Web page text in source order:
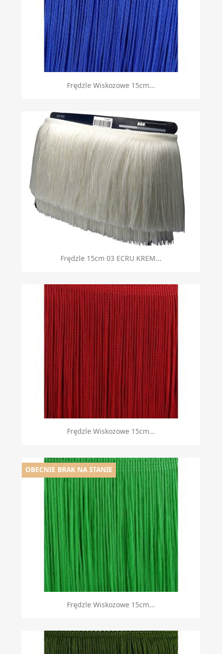
Frędzle Wiskozowe 15cm...
Frędzle 15cm 03 ECRU KREM...
Frędzle Wiskozowe 15cm...
Frędzle Wiskozowe 15cm...
OBECNIE BRAK NA STANIE